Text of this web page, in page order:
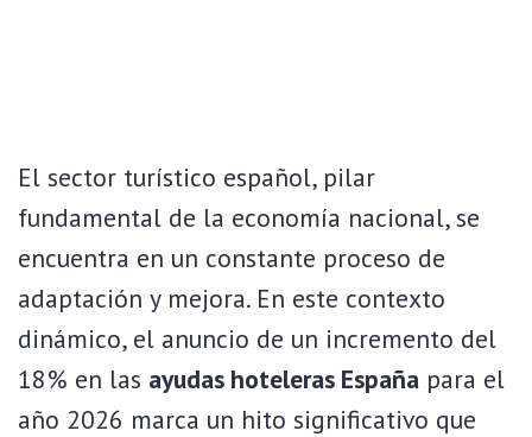
El sector turístico español, pilar
fundamental de la economía nacional, se
encuentra en un constante proceso de
adaptación y mejora. En este contexto
dinámico, el anuncio de un incremento del
18% en las ayudas hoteleras España para el
año 2026 marca un hito significativo que